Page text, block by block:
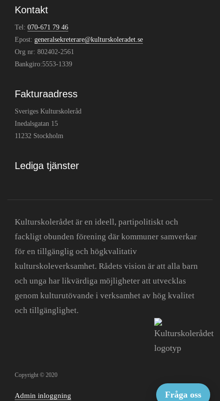
Kontakt
Tel: 070-671 79 46
Epost: generalsekreterare@kulturskoleradet.se
Org nr: 802402-2561
Bankgiro:5553-1339
Fakturaadress
Sveriges Kulturskoleråd
Inedalsgatan 15
11232 Stockholm
Lediga tjänster
Kulturskolerådet är en ideell, partipolitiskt och
fackligt obunden förening där kommuner samverkar
för en tillgänglig och högkvalitativ
kulturskoleverksamhet. Rådets vision är att alla barn
och unga har likvärdiga möjligheter att utvecklas
genom kulturutövande i verksamhet av hög kvalitet
och tillgänglighet.
Copyright © 2020
Admin inloggning Fråga oss